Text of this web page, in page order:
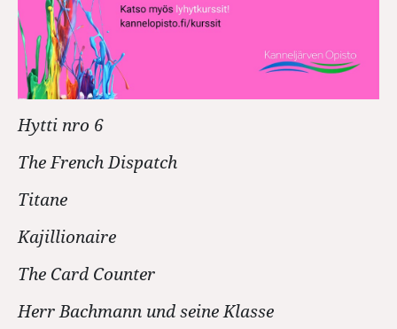
Hytti nro 6
The French Dispatch
Titane
Kajillionaire
The Card Counter
Herr Bachmann und seine Klasse